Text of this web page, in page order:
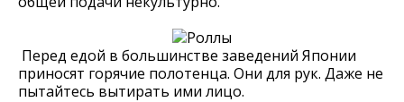
Перед едой в большинстве заведений Японии
приносят горячие полотенца. Они для рук. Даже не
пытайтесь вытирать ими лицо.